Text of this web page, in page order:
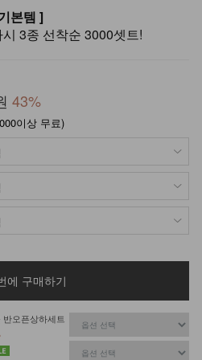
본템 ]
3종 선착순 3000셋트!
43%
이상 무료)
에 구매하기
오픈상하세트